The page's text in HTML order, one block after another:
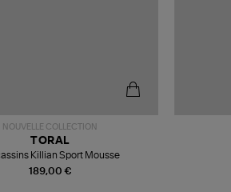
NOUVELLE COLLECTION
189,00 €
TORAL
Killian Sport Mousse